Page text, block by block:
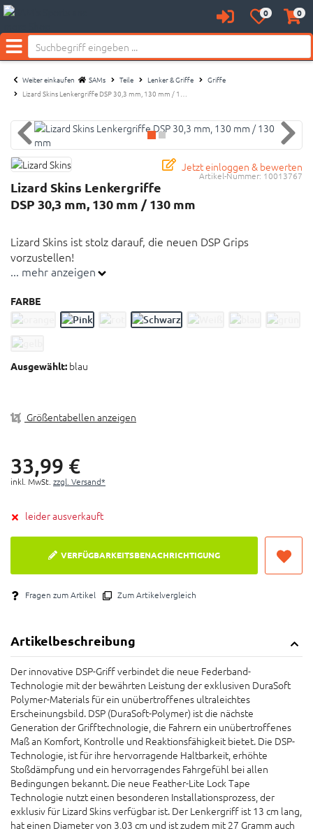
AnmeldenMerkzettel
aufklappen
0 0
Menü
Weiter einkaufen SAMs Teile Lenker & Griffe
Griffe
Lizard Skins Lenkergriffe DSP 30,3 mm, 130 mm / 1…
Jetzt einloggen & bewerten
Artikel-Nummer: 10013767
Lizard Skins Lenkergriffe
DSP 30,3 mm, 130 mm / 130 mm
Lizard Skins ist stolz darauf, die neuen DSP Grips
vorzustellen!
Durchmesser: 30,3 mm
Gewicht (mit Stopfen und Verschlussband): 27 g
Farben: Blau, Grün, Rot, Schwarz, Weiß, Gelb, Pink,
... mehr anzeigen
FARBE
Ausgewählt: blau
Größentabellen anzeigen
33,99 €
inkl. MwSt. zzgl. Versand*
leider ausverkauft
VERFÜGBARKEITSBENACHRICHTIGUNG
Fragen zum Artikel Zum Artikelvergleich
Artikelbeschreibung
Der innovative DSP-Griff verbindet die neue Federband-
Technologie mit der bewährten Leistung der exklusiven DuraSoft
Polymer-Materials für ein unübertroffenes ultraleichtes
Erscheinungsbild. DSP (DuraSoft-Polymer) ist die nächste
Generation der Grifftechnologie, die Fahrern ein unübertroffenes
Maß an Komfort, Kontrolle und Reaktionsfähigkeit bietet. Die DSP-
Technologie, ist für ihre hervorragende Haltbarkeit, erhöhte
Stoßdämpfung und ein hervorragendes Fahrgefühl bei allen
Bedingungen bekannt. Die neue Feather-Lite Lock Tape
Technologie nutzt einen besonderen Installationsprozess, der
exklusiv für Lizard Skins verfügbar ist. Der Lenkergriff ist 13 cm lang,
hat einen Diameter von 3,03 cm und ist zudem mit 27 Gramm auch